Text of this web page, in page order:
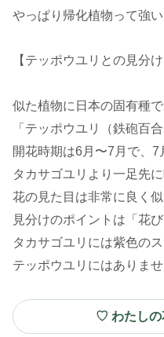
やっぱり帰化植物って強
【テッポウユリとの見分け
似た植物に日本の固有種
「テッポウユリ（鉄砲百
開花時期は6月〜7月で、7
タカサゴユリより一足先
花の見た目は非常に良く
見分けのポイントは「花
タカサゴユリには紫色の
テッポウユリにはありま
♡ わたしの